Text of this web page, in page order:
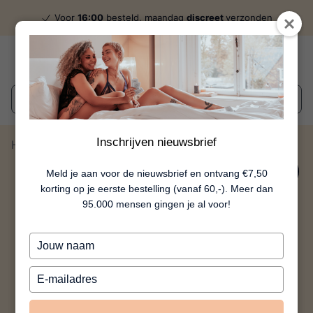
Inschrijven nieuwsbrief
Meld je aan voor de nieuwsbrief en ontvang €7,50
korting op je eerste bestelling (vanaf 60,-). Meer dan
95.000 mensen gingen je al voor!
Typ
je
naam
Typ
je
e-
Voor 16:00 besteld, maandag discreetverzonden
Wat zoek je?
Home
Vivedy - Roze